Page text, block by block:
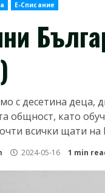
Е-Списание
с десетина деца,
общност, като
всички щати на
2024-05-16 1 min